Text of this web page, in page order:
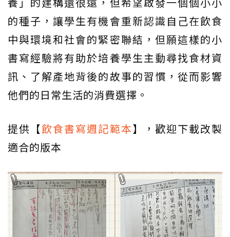
的種子，讓學生有機會重新認識自己在飲食
中與環境和社會的緊密聯結，但願這樣的小
書寫經驗將有助於培養學生主動尋找食材資
訊、了解產地背後的故事的習慣，從而影響
他們的日常生活的消費選擇。
提供【飲食書寫週記範本】，歡迎下載改製
適合的版本